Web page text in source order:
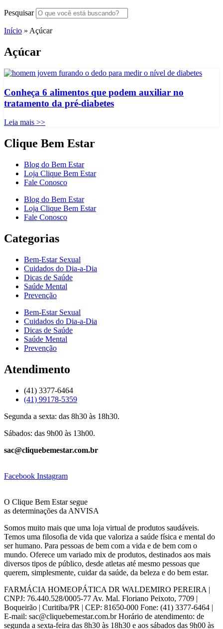
Pesquisar
Início » Açúcar
Açúcar
Conheça 6 alimentos que podem auxiliar no
tratamento da pré-diabetes
Leia mais >>
Clique Bem Estar
Blog do Bem Estar
Loja Clique Bem Estar
Fale Conosco
Blog do Bem Estar
Loja Clique Bem Estar
Fale Conosco
Categorias
Bem-Estar Sexual
Cuidados do Dia-a-Dia
Dicas de Saúde
Saúde Mental
Prevenção
Bem-Estar Sexual
Cuidados do Dia-a-Dia
Dicas de Saúde
Saúde Mental
Prevenção
Atendimento
(41) 3377-6464
(41) 99178-5359
Segunda a sexta: das 8h30 às 18h30.
Sábados: das 9h00 às 13h00.
sac@cliquebemestar.com.br
Facebook Instagram
O Clique Bem Estar segue
as determinações da ANVISA
Somos muito mais que uma loja virtual de produtos saudáveis.
Temos uma filosofia de vida que valoriza a saúde física e mental do
ser humano. Para pessoas de bem com a vida e de bem com o
mundo. Oferece um variado mix de produtos, destinados aos mais
diversos tipos de público, desde atletas até mesmo pessoas que
querem, simplesmente, cuidar da saúde, da beleza e do bem estar.
FARMÁCIA HOMEOPÁTICA DR WALDEMIRO PEREIRA |
CNPJ: 76.440.528/0005-77 Av. Mal. Floriano Peixoto, 7709 |
Boqueirão | Curitiba/PR | CEP: 81650-000 Fone: (41) 3377-6464 |
E-mail: sac@cliquebemestar.com.br Horário de atendimento: de
segunda a sexta-feira das 8h30 às 18h30 e aos sábados das 9h00 às